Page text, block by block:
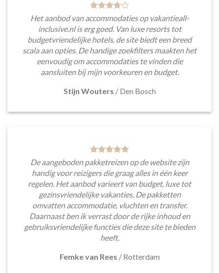
Het aanbod van accommodaties op vakantieall-
inclusive.nl is erg goed. Van luxe resorts tot
budgetvriendelijke hotels, de site biedt een breed
scala aan opties. De handige zoekfilters maakten het
eenvoudig om accommodaties te vinden die
aansluiten bij mijn voorkeuren en budget.
Stijn Wouters / Den Bosch
De aangeboden pakketreizen op de website zijn
handig voor reizigers die graag alles in één keer
regelen. Het aanbod varieert van budget, luxe tot
gezinsvriendelijke vakanties. De pakketten
omvatten accommodatie, vluchten en transfer.
Daarnaast ben ik verrast door de rijke inhoud en
gebruiksvriendelijke functies die deze site te bieden
heeft.
Femke van Rees / Rotterdam